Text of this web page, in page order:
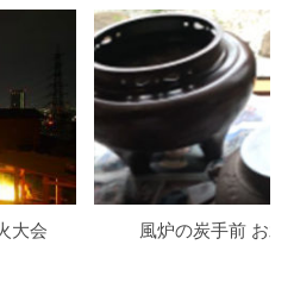
大会 風炉の炭手前 お水